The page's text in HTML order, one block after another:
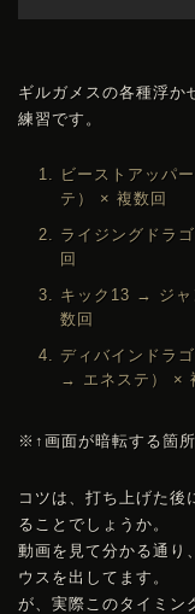
ギルガメスの各種浮か
練習です。
ビーストアッパ
テ） × 複数回
ライジングドラ
回
キック13 → ジ
数回
ディバインドラ
→ エネステ） ×
※↑画面が暗転する箇
コツは、打ち上げた後
ることでしょうか。
動画を見て分かる通り
ウスを出してます。
が、実際このタイミン